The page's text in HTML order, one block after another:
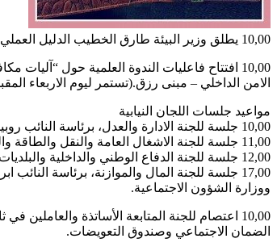
10,00 يطلق وزير البيئة طارق الخطيب الدليل العملي للبلديات لتعزيز الادارة البيئية الممول من الاتحاد الاوروبي، في فندق فينيسيا.
10,00 افتتاح فاعليات الندوة العلمية حول
الامن الداخلي – مبنى رزق.(تستمر ليوم الاربعاء
مواعيد جلسات اللجان النيابية
10,00 جلسة للجنة الادارة والعدل، برئاسة النائب روبير غانم، للاطلاع على حسن سير العدالة ودور وزارة العدل في ضمان حياد القضاء وضمان تحقيق استقلاليته.
11,00 جلسة للجنة الاشغال العامة والنقل والطاقة والمياه، برئاسة النائب محمد قباني.
12,00 جلسة للجنة الدفاع الوطني والداخلية والبلديات النيابية، برئاسة النائب سمير الجسر، لمتابعة درس ومناقشة اقتراح تعديل قانون الاحوال الشخصية للطائفة الدرزية.
ووزارة الشؤون الاجتماعية.
10,00 اعتصام للجنة المتابعة الأساتذة
الضمان الاجتماعي وصندوق التعويضات.